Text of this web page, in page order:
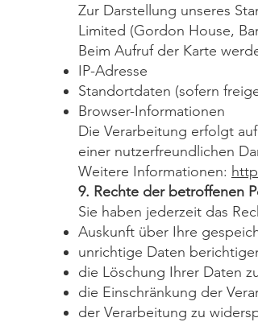
Zur Darstellung unseres
Limited (Gordon House,
Beim Aufruf der Karte
IP-Adresse
Standortdaten (sofern
Browser-Informationen
Die Verarbeitung erfolgt
einer nutzerfreundlichen
Weitere Informationen:
9. Rechte der betroffenen
Sie haben jederzeit das
Auskunft über Ihre
unrichtige Daten
die Löschung Ihrer Daten
die Einschränkung der
der Verarbeitung zu